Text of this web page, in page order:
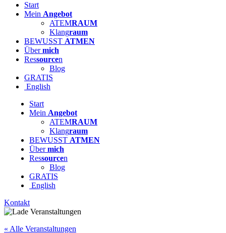
Start
Mein Angebot
ATEMRAUM
Klangraum
BEWUSST ATMEN
Übermich
Ressourcen
Blog
GRATIS
English
Start
Mein Angebot
ATEMRAUM
Klangraum
BEWUSST ATMEN
Übermich
Ressourcen
Blog
GRATIS
English
Kontakt
« Alle Veranstaltungen